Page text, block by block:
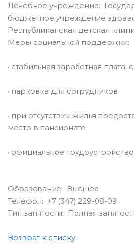
Лечебное учреждение:
бюджетное учреждение
Республиканская детская
Меры социальной поддержки:
· стабильная заработная плата,
· парковка для сотрудников
· при отсутствии жилья
место в пансионате
· официальное трудоустройство
Образование: Высшее
Телефон: +7 (347) 229-08-09
Тип занятости: Полная
Возврат к списку